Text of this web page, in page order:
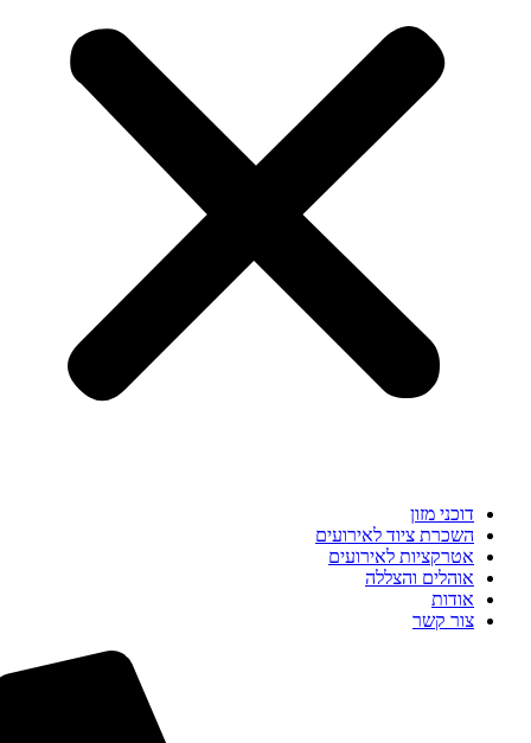
דוכני מזון
השכרת ציוד לאירועים
אטרקציות לאירועים
אוהלים והצללה
אודות
צור קשר